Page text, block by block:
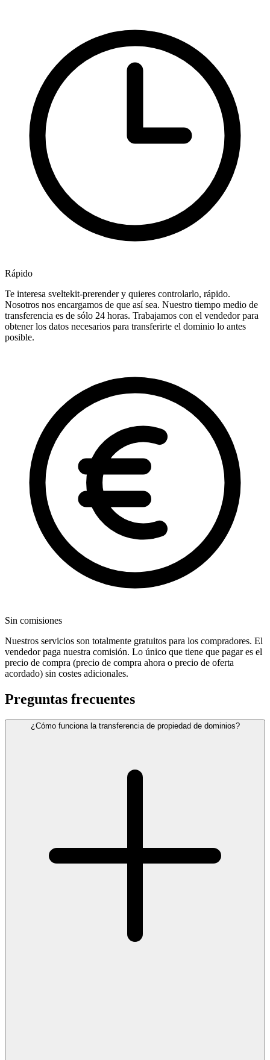
Rápido
Te interesa sveltekit-prerender y quieres controlarlo, rápido.
Nosotros nos encargamos de que así sea. Nuestro tiempo medio de
transferencia es de sólo 24 horas. Trabajamos con el vendedor para
obtener los datos necesarios para transferirte el dominio lo antes
posible.
Sin comisiones
Nuestros servicios son totalmente gratuitos para los compradores. El
vendedor paga nuestra comisión. Lo único que tiene que pagar es el
precio de compra (precio de compra ahora o precio de oferta
acordado) sin costes adicionales.
Preguntas frecuentes
¿Cómo funciona la transferencia de propiedad de dominios?